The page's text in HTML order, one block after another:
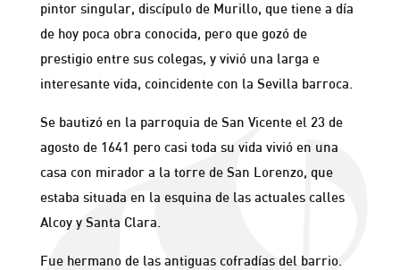
pintor singular, discípulo de Murillo, que tiene a día
de hoy poca obra conocida, pero que gozó de
prestigio entre sus colegas, y vivió una larga e
interesante vida, coincidente con la Sevilla barroca.
Se bautizó en la parroquia de San Vicente el 23 de
agosto de 1641 pero casi toda su vida vivió en una
casa con mirador a la torre de San Lorenzo, que
estaba situada en la esquina de las actuales calles
Alcoy y Santa Clara.
Fue hermano de las antiguas cofradías del barrio.